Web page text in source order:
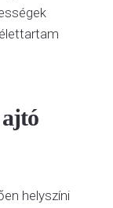
helyszíni